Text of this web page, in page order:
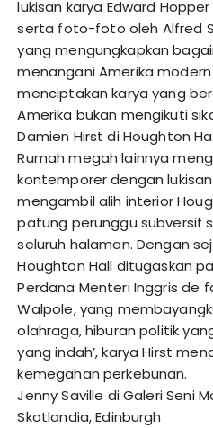
lukisan karya Edward
serta foto-foto oleh Alfred
yang mengungkapkan
menangani Amerika
menciptakan karya yang
Amerika bukan mengikuti
Damien Hirst di Houghton
Rumah megah lainnya
kontemporer dengan
mengambil alih interior
patung perunggu subversif
seluruh halaman. Dengan
Houghton Hall ditugaskan
Perdana Menteri Inggris de
Walpole, yang
olahraga, hiburan politik
yang indah’, karya Hirst
kemegahan perkebunan.
Jenny Saville di Galeri Seni
Skotlandia, Edinburgh